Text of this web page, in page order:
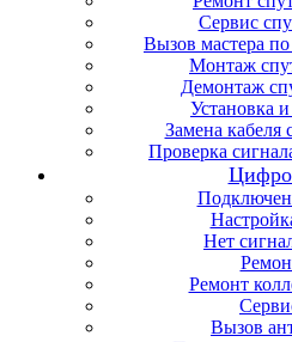
Сервис
Вызов мастера
Монтаж
Демонтаж
Установка
Замена кабеля
Проверка
Нет
Ремонт
Вызов